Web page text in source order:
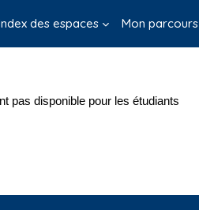
des espaces Mon parcours
pas disponible pour les étudiants